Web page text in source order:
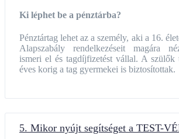
Ki léphet be a pénztárba?
Pénztártag lehet az a személy, aki a 16.
Alapszabály rendelkezéseit magára
ismeri el és tagdíjfizetést vállal. A szülők
éves korig a tag gyermekei is biztosítottak.
5. Mikor nyújt segítséget a TEST-VÉR